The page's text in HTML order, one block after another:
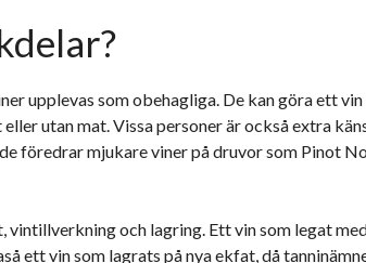
upplevas som obehagliga. De kan göra ett
utan mat. Vissa personer är också extra
föredrar mjukare viner på druvor som Pinot
vintillverkning och lagring. Ett vin som legat
ett vin som lagrats på nya ekfat, då